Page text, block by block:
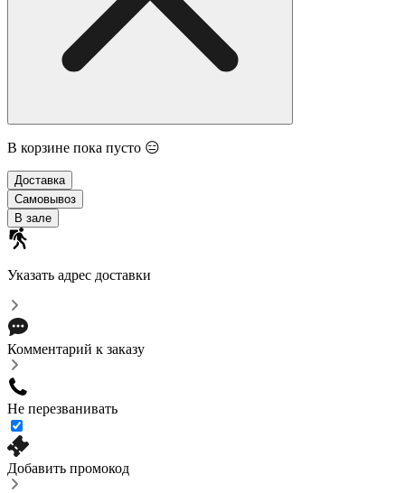
В корзине пока пусто 😑
Доставка
Самовывоз
В зале
Указать адрес доставки
Комментарий к заказу
Не перезванивать
Добавить промокод